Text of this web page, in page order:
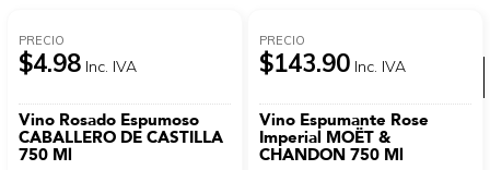
Ver categorías
PRECIO
$4.98 Inc. IVA
Vino Rosado Espumoso
CABALLERO DE CASTILLA
750 Ml
PRECIO
$143.90 Inc. IVA
Vino Espumante Rose
Imperial MOËT &
CHANDON 750 Ml